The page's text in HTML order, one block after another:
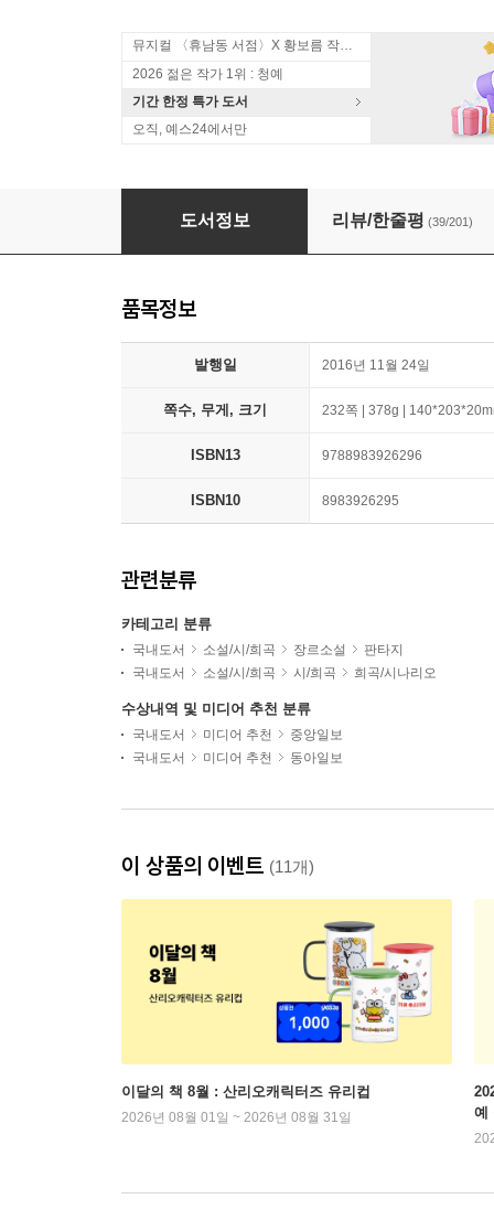
뮤지컬 〈휴남동 서점〉X 황보름 작가 북토크
2026 젊은 작가 1위 : 청예
기간 한정 특가 도서
오직, 예스24에서만
해리 포터와 저주받은 아이 2부 (스페셜 리허설
도서정보 리뷰/한줄평 (39/201)
품목정보
발행일 2016년 11월 24일
쪽수, 무게, 크기 232쪽 | 378g |
ISBN13 9788983926296
ISBN10 8983926295
관련분류
카테고리 분류
국내도서 소설/시/희곡 장르소설
판타지
국내도서
소설/시/희곡 시/희곡 희곡/시나리오
수상내역 및 미디어 추천 분류
국내도서 미디어 추천
중앙일보
국내도서
미디어 추천 동아일보
이 상품의 이벤트 (11개)
이달의 책 8월 : 산리오캐릭터즈 유리컵
2026년 08월 01일 ~ 2026년 08월 31일
예